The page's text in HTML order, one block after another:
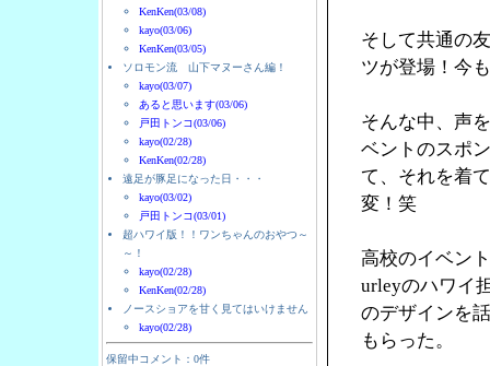
KenKen(03/08)
kayo(03/06)
KenKen(03/05)
ソロモン流 山下マヌーさん編！
kayo(03/07)
あると思います(03/06)
戸田トンコ(03/06)
kayo(02/28)
KenKen(02/28)
遠足が豚足になった日・・・
kayo(03/02)
戸田トンコ(03/01)
超ハワイ版！！ワンちゃんのおやつ～
～！
kayo(02/28)
KenKen(02/28)
ノースショアを甘く見てはいけません
kayo(02/28)
保留中コメント：0件
そして共通の
ツが登場！今
そんな中、声
ベントのスポ
て、それを着
変！笑
高校のイベン
urleyのハワイ
のデザインを
もらった。